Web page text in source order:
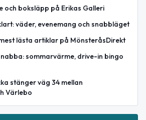
och boksläpp på Erikas Galleri
väder, evenemang och snabbläget
lästa artiklar på MönsteråsDirekt
sommarvärme, drive-in bingo
stänger väg 34 mellan
Värlebo